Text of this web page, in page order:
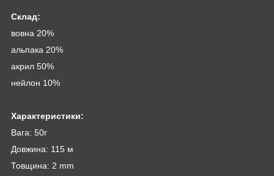
Склад:
вовна 20%
альпака 20%
акрил 50%
нейлон 10%
Характеристики:
Вага: 50г
Довжина: 115 м
Товщина: 2 mm